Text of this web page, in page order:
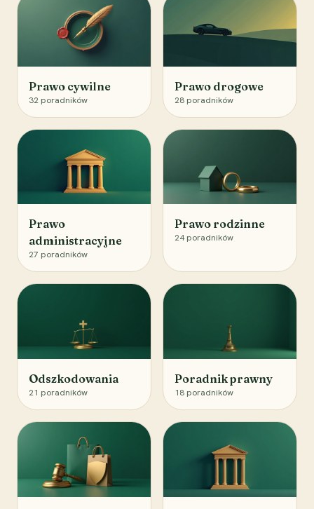
Prawo cywilne
32 poradników
Prawo drogowe
28 poradników
Prawo
administracyjne
27 poradników
Prawo rodzinne
24 poradników
Odszkodowania
21 poradników
Poradnik prawny
18 poradników